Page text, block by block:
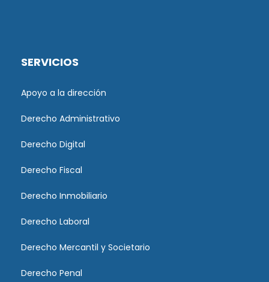
SERVICIOS
Apoyo a la dirección
Derecho Administrativo
Derecho Digital
Derecho Fiscal
Derecho Inmobiliario
Derecho Laboral
Derecho Mercantil y Societario
Derecho Penal